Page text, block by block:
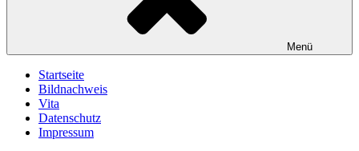
Menü
Startseite
Bildnachweis
Vita
Datenschutz
Impressum